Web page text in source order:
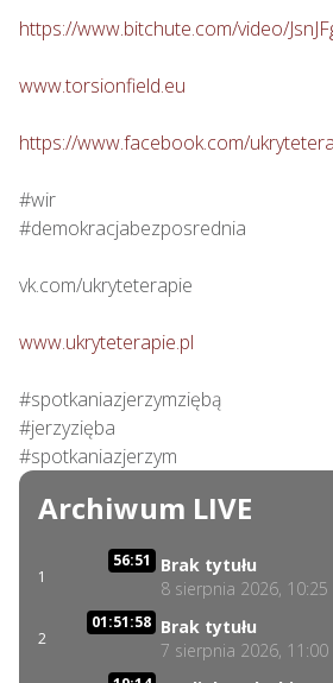
https://www.bitchute.com/video/
www.torsionfield.eu
https://www.facebook.com/
#wir
#demokracjabezposrednia
vk.com/ukryteterapie
www.ukryteterapie.pl
#spotkaniazjerzymziębą
#jerzyzięba
#spotkaniazjerzym
Archiwum LIVE
1
56:51
Brak tytułu
8 sierpnia 2026, 10:25
2
01:51:58 Brak tytułu
7 sierpnia 2026, 11:00